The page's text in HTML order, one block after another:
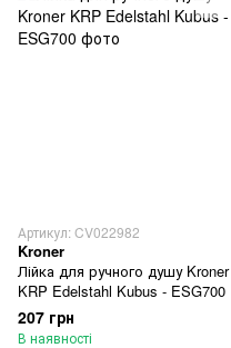
Артикул: CV022982
Kroner
Лійка для ручного душу Kroner
KRP Edelstahl Kubus - ESG700
207 грн
В наявності